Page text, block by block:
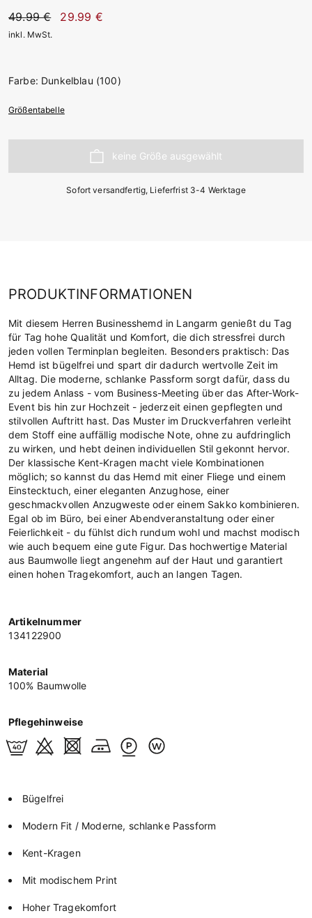
49.99 € 29.99 €
inkl. MwSt.
Farbe: Dunkelblau (100)
Größentabelle
Sofort versandfertig, Lieferfrist 3-4 Werktage
PRODUKTINFORMATIONEN
Mit diesem Herren Businesshemd in Langarm genießt du Tag
für Tag hohe Qualität und Komfort, die dich stressfrei durch
jeden vollen Terminplan begleiten. Besonders praktisch: Das
Hemd ist bügelfrei und spart dir dadurch wertvolle Zeit im
Alltag. Die moderne, schlanke Passform sorgt dafür, dass du
zu jedem Anlass - vom Business-Meeting über das After-Work-
Event bis hin zur Hochzeit - jederzeit einen gepflegten und
stilvollen Auftritt hast. Das Muster im Druckverfahren verleiht
dem Stoff eine auffällig modische Note, ohne zu aufdringlich
zu wirken, und hebt deinen individuellen Stil gekonnt hervor.
Der klassische Kent-Kragen macht viele Kombinationen
möglich; so kannst du das Hemd mit einer Fliege und einem
Einstecktuch, einer eleganten Anzughose, einer
geschmackvollen Anzugweste oder einem Sakko kombinieren.
Egal ob im Büro, bei einer Abendveranstaltung oder einer
Feierlichkeit - du fühlst dich rundum wohl und machst modisch
wie auch bequem eine gute Figur. Das hochwertige Material
aus Baumwolle liegt angenehm auf der Haut und garantiert
einen hohen Tragekomfort, auch an langen Tagen.
Artikelnummer
134122900
Material
100% Baumwolle
Pflegehinweise
Bügelfrei
Modern Fit / Moderne, schlanke Passform
Kent-Kragen
Mit modischem Print
Hoher Tragekomfort